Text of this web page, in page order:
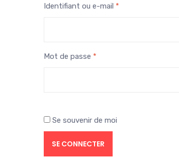
Identifiant ou e-mail *
Mot de passe *
Se souvenir de moi
SE CONNECTER